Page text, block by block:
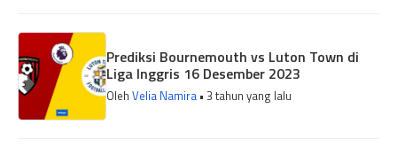
Prediksi Bournemouth vs Luton Town di
Liga Inggris 16 Desember 2023
Oleh Velia Namira • 3 tahun yang lalu